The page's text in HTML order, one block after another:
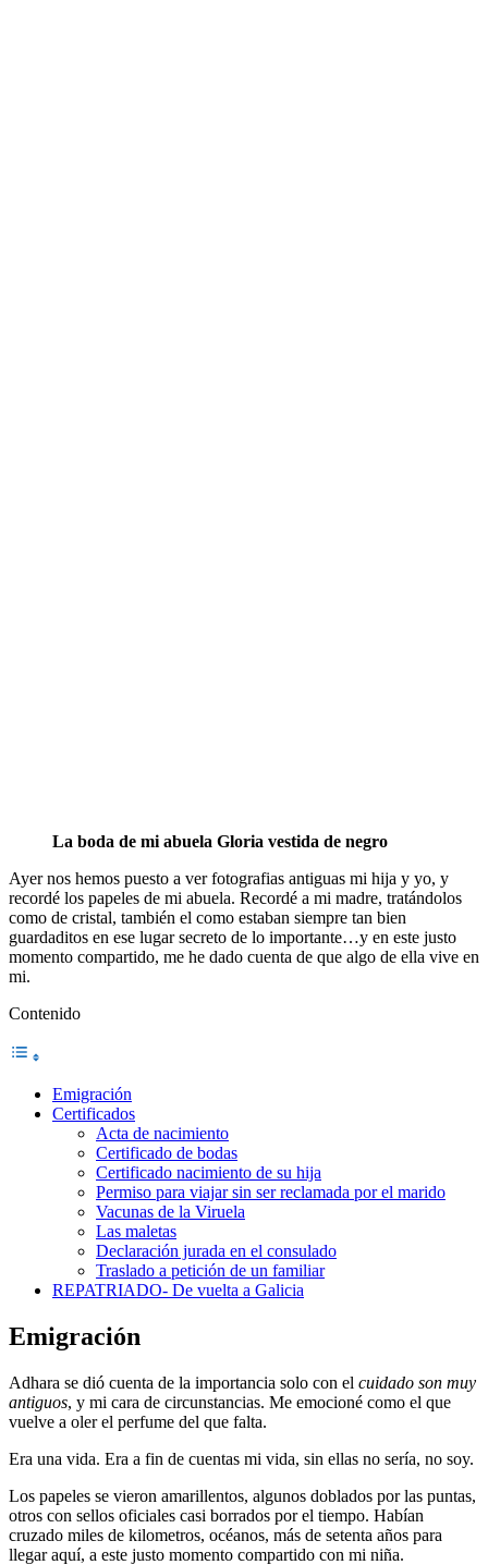
La boda de mi abuela Gloria vestida de negro
Ayer nos hemos puesto a ver fotografias antiguas mi hija y yo, y
recordé los papeles de mi abuela. Recordé a mi madre, tratándolos
como de cristal, también el como estaban siempre tan bien
guardaditos en ese lugar secreto de lo importante…y en este justo
momento compartido, me he dado cuenta de que algo de ella vive en
mi.
Contenido
Emigración
Certificados
Acta de nacimiento
Certificado de bodas
Certificado nacimiento de su hija
Permiso para viajar sin ser reclamada por el marido
Vacunas de la Viruela
Las maletas
Declaración jurada en el consulado
Traslado a petición de un familiar
REPATRIADO- De vuelta a Galicia
Emigración
Adhara se dió cuenta de la importancia solo con el cuidado son muy
antiguos, y mi cara de circunstancias. Me emocioné como el que
vuelve a oler el perfume del que falta.
Era una vida. Era a fin de cuentas mi vida, sin ellas no sería, no soy.
Los papeles se vieron amarillentos, algunos doblados por las puntas,
otros con sellos oficiales casi borrados por el tiempo. Habían
cruzado miles de kilometros, océanos, más de setenta años para
llegar aquí, a este justo momento compartido con mi niña.